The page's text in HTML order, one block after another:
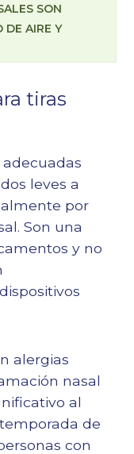
SON
DE AIRE Y
tiras
adecuadas
leves a
por
Son una
y no
alergias
nasal
al
de
con